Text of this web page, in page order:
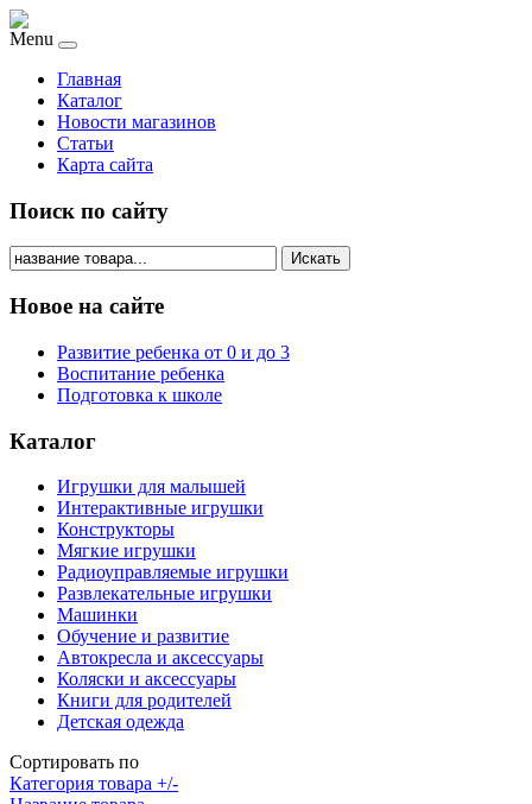
Menu
Главная
Каталог
Новости магазинов
Статьи
Карта сайта
Поиск по сайту
Искать
Новое на сайте
Развитие ребенка от 0 и до 3
Воспитание ребенка
Подготовка к школе
Каталог
Игрушки для малышей
Интерактивные игрушки
Конструкторы
Мягкие игрушки
Радиоуправляемые игрушки
Развлекательные игрушки
Машинки
Обучение и развитие
Автокресла и аксессуары
Коляски и аксессуары
Книги для родителей
Детская одежда
Сортировать по
Категория товара +/-